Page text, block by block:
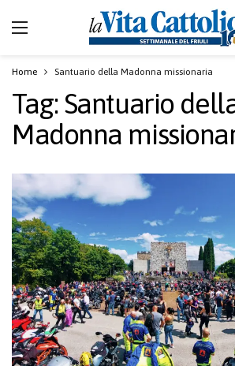
Home Santuario della Madonna missionaria
Tag:Santuario
Madonna